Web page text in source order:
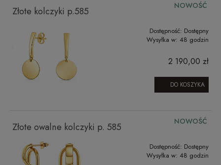
Złote kolczyki p.585
Dostępność: Dostępny
Wysyłka w: 48 godzin
2 190,00 zł
DO KOSZYKA
NOWOŚĆ
Złote owalne kolczyki p. 585
Dostępność: Dostępny
Wysyłka w: 48 godzin
NOWOŚĆ